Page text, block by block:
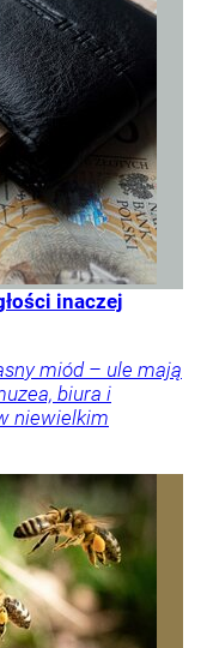
inaczej
miód – ule mają
biura i
niewielkim